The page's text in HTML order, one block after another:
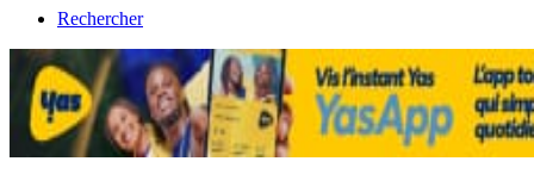
Rechercher